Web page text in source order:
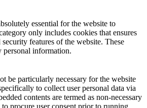
essential for the website to
only includes cookies that ensures
features of the website. These
personal information.
be particularly necessary for the website
to collect user personal data via
contents are termed as non-necessary
procure user consent prior to running